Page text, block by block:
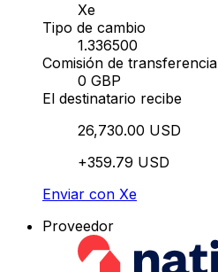
Xe
Tipo de cambio
1.336500
Comisión de transferencia
0 GBP
El destinatario recibe
26,730.00 USD
+359.79 USD
Enviar con Xe
Proveedor